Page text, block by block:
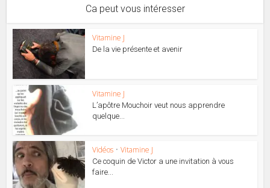
Ca peut vous intéresser
Vitamine J
De la vie présente et avenir
Vitamine J
L’apôtre Mouchoir veut nous apprendre
quelque...
Vidéos • Vitamine J
Ce coquin de Victor a une invitation à vous
faire...